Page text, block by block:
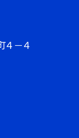
－４